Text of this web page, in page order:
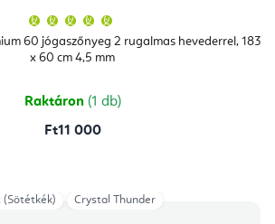
60 jógaszőnyeg 2 rugalmas hevederrel, 183
x 60 cm 4,5 mm
átlagos
értékelése
csillag.
Raktáron (1 db)
Ft11 000
Crystal Thunder